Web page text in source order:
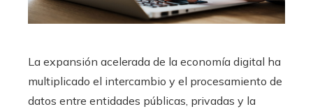
La expansión acelerada de la economía digital ha
multiplicado el intercambio y el procesamiento de
datos entre entidades públicas, privadas y la